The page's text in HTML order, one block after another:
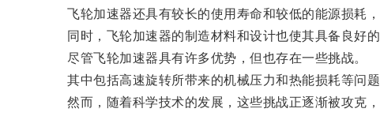
飞轮加速器还具有较长的使用寿命和较低的能源损耗，
同时，飞轮加速器的制造材料和设计也使其具备良好的
尽管飞轮加速器具有许多优势，但也存在一些挑战。
其中包括高速旋转所带来的机械压力和热能损耗等问题
然而，随着科学技术的发展，这些挑战正逐渐被攻克，